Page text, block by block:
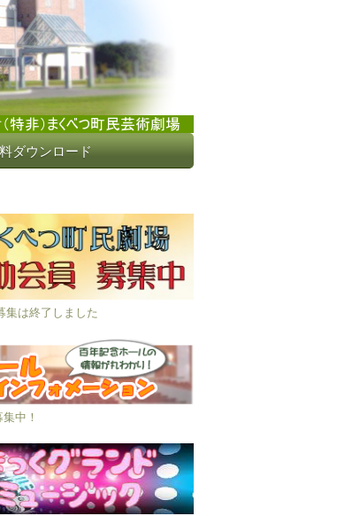
ダウンロード
集は終了しました
中！